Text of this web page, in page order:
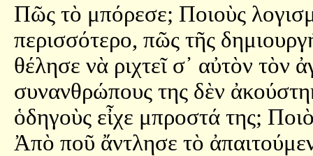
Πῶς τὸ μπόρεσε; Ποιοὺς
περισσότερο, πῶς τῆς
θέλησε νὰ ριχτεῖ σ᾿ αὐτὸν τὸν
συνανθρώπους της δὲν
ὁδηγοὺς εἶχε μπροστά της;
Ἀπὸ ποῦ ἄντλησε τὸ